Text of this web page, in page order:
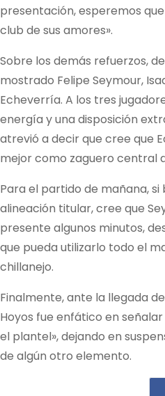
presentación, esperemos
club de sus amores».
Sobre los demás refuerzos,
mostrado Felipe Seymour,
Echeverría. A los tres
energía y una disposición
atrevió a decir que cree que
mejor como zaguero central
Para el partido de mañana,
alineación titular, cree que
presente algunos minutos,
que pueda utilizarlo todo el
chillanejo.
Finalmente, ante la llegada
Hoyos fue enfático en
el plantel», dejando en
de algún otro elemento.